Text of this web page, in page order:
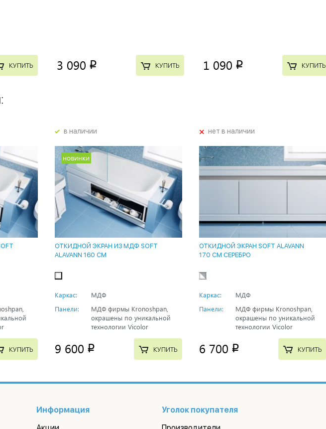
КУПИТЬ 3 090 p КУПИТЬ 1 090 p КУПИТЬ
КУПИТЬ
в наличии
новинки
ОТКИДНОЙ ЭКРАН ИЗ МДФ SOFT
ALAVANN 160 СМ
Каркас:
МДФ
Панели:
МДФ фирмы Kronoshpan,
окрашены по уникальной
технологии Vicolor
9 600 p КУПИТЬ
+нет в наличии
ОТКИДНОЙ ЭКРАН SOFT ALAVANN
170 СМ СЕРЕБРО
Каркас:
МДФ
Панели:
МДФ фирмы Kronoshpan,
окрашены по уникальной
технологии Vicolor
6 700 p КУПИТЬ
Информация
Уголок покупателя